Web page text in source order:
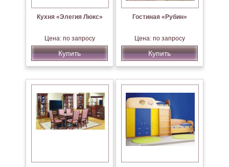
Кухня «Элегия Люкс»
Цена: по запросу
Купить
Гостиная «Рубин»
Цена: по запросу
Купить